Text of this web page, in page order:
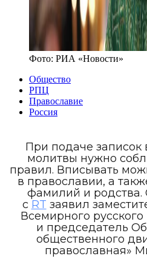
Фото: РИА «Новости»
Общество
РПЦ
Православие
Россия
При подаче записок
молитвы нужно
правил. Вписывать
в православии, а
фамилий и родства.
с RT заявил
Всемирного
и председатель
общественного
православная»